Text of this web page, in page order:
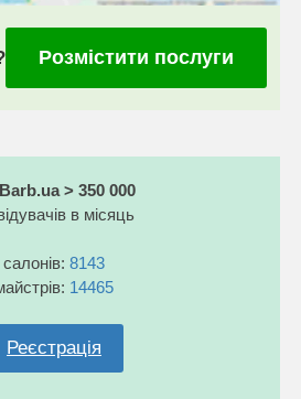
Розмістити послуги
> 350 000
в місяць
салонів: 8143
14465
Реєстрація